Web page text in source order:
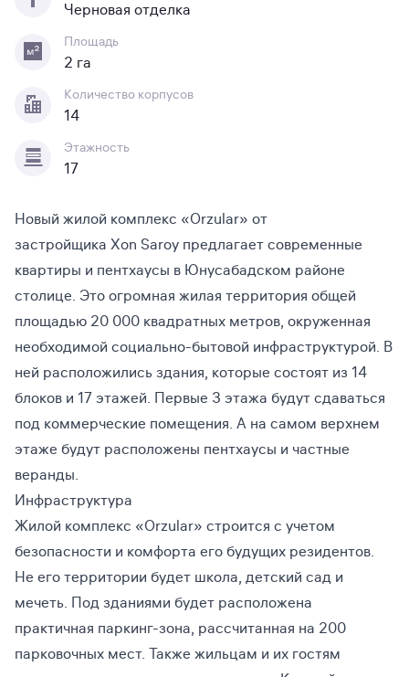
Черновая отделка
Площадь
2 га
Количество корпусов
14
Этажность
17
Новый жилой комплекс «Orzular» от
застройщика Xon Saroy предлагает современные
квартиры и пентхаусы в Юнусабадском районе
столице. Это огромная жилая территория общей
площадью 20 000 квадратных метров, окруженная
необходимой социально-бытовой инфраструктурой. В
ней расположились здания, которые состоят из 14
блоков и 17 этажей. Первые 3 этажа будут сдаваться
под коммерческие помещения. А на самом верхнем
этаже будут расположены пентхаусы и частные
веранды.
Инфраструктура
Жилой комплекс «Orzular» строится с учетом
безопасности и комфорта его будущих резидентов.
Не его территории будет школа, детский сад и
мечеть. Под зданиями будет расположена
практичная паркинг-зона, рассчитанная на 200
парковочных мест. Также жильцам и их гостям